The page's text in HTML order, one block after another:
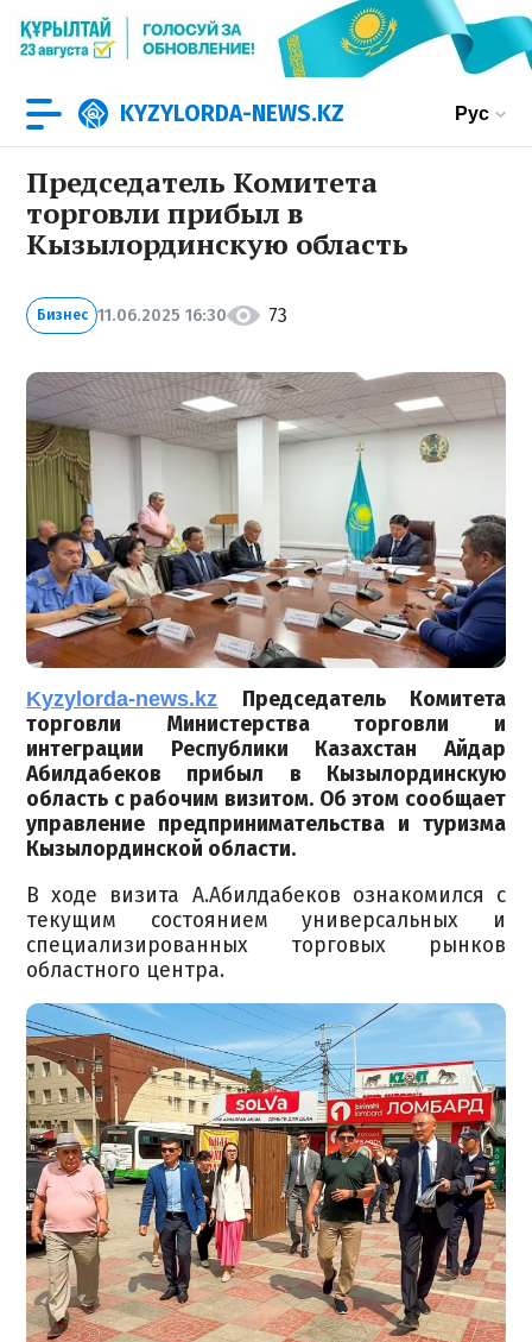
KYZYLORDA-NEWS.KZ Рус
Председатель Комитета
торговли прибыл в
Кызылординскую область
Бизнес 11.06.2025 16:30 73
Kyzylorda-news.kz
Председатель Комитета
торговли Министерства торговли и
интеграции Республики Казахстан Айдар
Абилдабеков прибыл в Кызылординскую
область с рабочим визитом. Об этом сообщает
управление предпринимательства и туризма
Кызылординской области.
В ходе визита А.Абилдабеков ознакомился с
текущим состоянием универсальных и
специализированных торговых рынков
областного центра.